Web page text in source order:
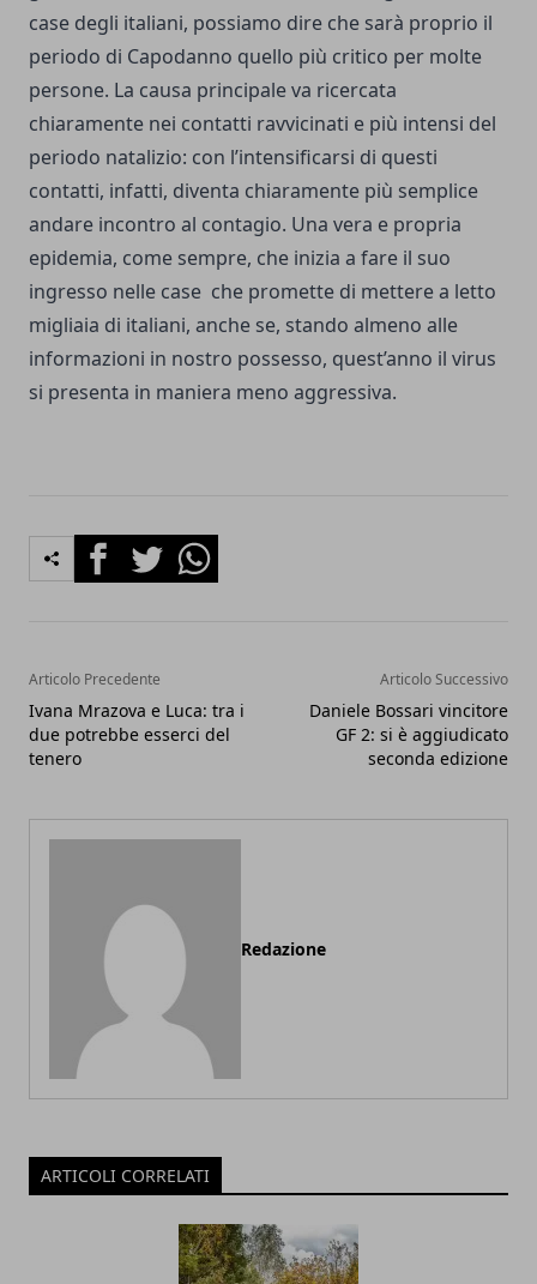
case degli italiani, possiamo dire che sarà proprio il
periodo di Capodanno quello più critico per molte
persone. La causa principale va ricercata
chiaramente nei contatti ravvicinati e più intensi del
periodo natalizio: con l’intensificarsi di questi
contatti, infatti, diventa chiaramente più semplice
andare incontro al contagio. Una vera e propria
epidemia, come sempre, che inizia a fare il suo
ingresso nelle case che promette di mettere a letto
migliaia di italiani, anche se, stando almeno alle
informazioni in nostro possesso, quest’anno il virus
si presenta in maniera meno aggressiva.
FacebookTwitterWhatsapp
Articolo Precedente
Ivana Mrazova e Luca: tra i
due potrebbe esserci del
tenero
Articolo Successivo
Daniele Bossari vincitore
GF 2: si è aggiudicato
seconda edizione
Redazione
ARTICOLI CORRELATI